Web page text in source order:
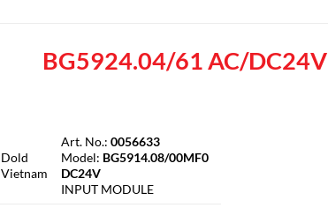
BG5924.04/61 AC/DC24V
Dold
Vietnam
Art. No.:0056633
Model: BG5914.08/00MF0
DC24V
INPUT MODULE